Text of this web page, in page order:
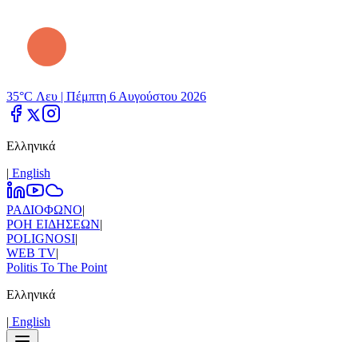
35°C Λευ | Πέμπτη 6 Αυγούστου 2026
Ελληνικά
| Εnglish
ΡΑΔΙΟΦΩΝΟ|
ΡΟΗ ΕΙΔΗΣΕΩΝ|
POLIGNOSI|
WEB TV|
Politis To The Point
Ελληνικά
| Εnglish